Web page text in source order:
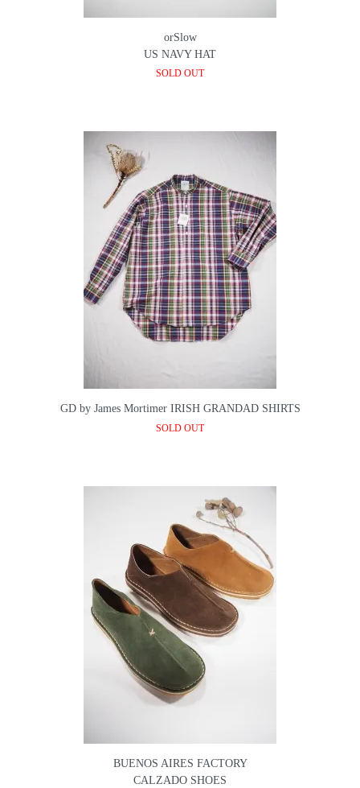
orSlow
US NAVY HAT
SOLD OUT
GD by James Mortimer IRISH GRANDAD SHIRTS
SOLD OUT
BUENOS AIRES FACTORY
CALZADO SHOES